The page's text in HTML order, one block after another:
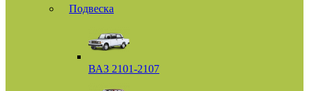
Подвеска
ВАЗ 2101-2107